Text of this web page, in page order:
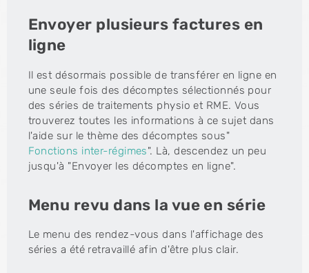
Envoyer plusieurs factures en
ligne
Il est désormais possible de transférer en ligne en
une seule fois des décomptes sélectionnés pour
des séries de traitements physio et RME. Vous
trouverez toutes les informations à ce sujet dans
l'aide sur le thème des décomptes sous"
Fonctions inter-régimes". Là, descendez un peu
jusqu'à "Envoyer les décomptes en ligne".
Menu revu dans la vue en série
Le menu des rendez-vous dans l'affichage des
séries a été retravaillé afin d'être plus clair.